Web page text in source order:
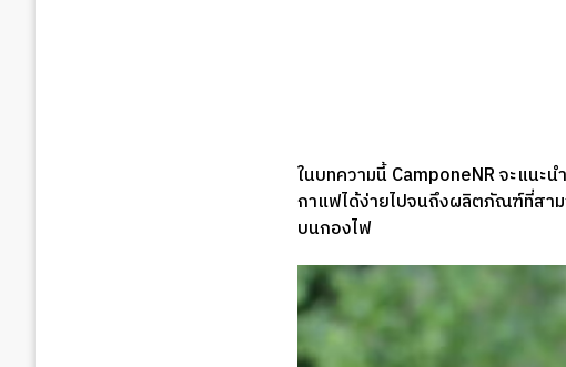
ในบทความนี้ CamponeNR จะแน
กาแฟได้ง่ายไปจนถึงผลิตภัณฑ์ที่สาม
บนกองไฟ